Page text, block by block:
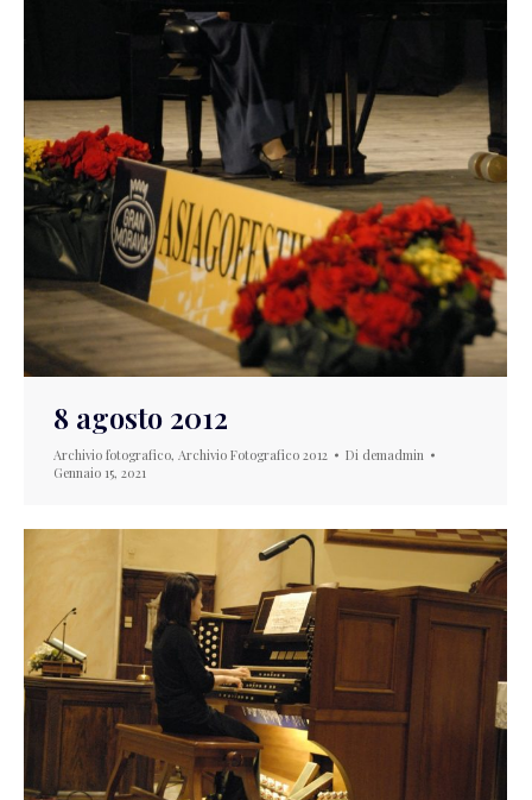
8 agosto 2012
Archivio fotografico, Archivio Fotografico 2012 Di demadmin
Gennaio 15, 2021